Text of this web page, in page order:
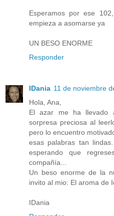
Esperamos por ese
empieza a asomarse ya
UN BESO ENORME
Responder
IDania 11 de noviembre
Hola, Ana,
El azar me ha llevado
sorpresa preciosa al
pero lo encuentro
esas palabras tan
esperando que
compañía...
Un beso enorme de la
invito al mio: El aroma de
IDania